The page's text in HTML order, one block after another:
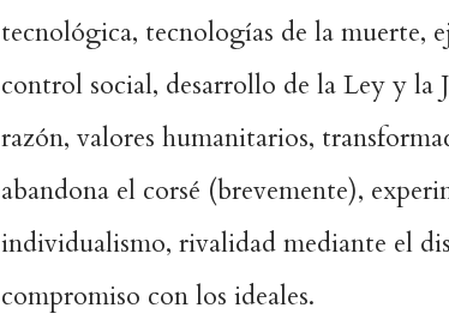
tecnológica, tecnologías de la muerte,
control social, desarrollo de la Ley y
razón, valores humanitarios,
abandona el corsé (brevemente),
individualismo, rivalidad mediante el
compromiso con los ideales.